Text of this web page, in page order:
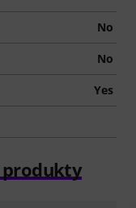
No
No
Yes
produkty